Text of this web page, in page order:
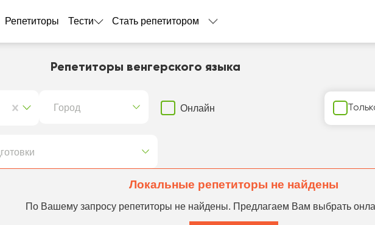
Репетиторы Тести Стать репетитором
Репетиторы венгерского языка
Город Онлайн
Локальные репетиторы не найдены
По Вашему запросу репетиторы не найдены. Предлагаем Вам выбрать